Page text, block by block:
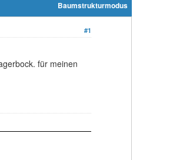
Baumstrukturmodus
#1
für meinen